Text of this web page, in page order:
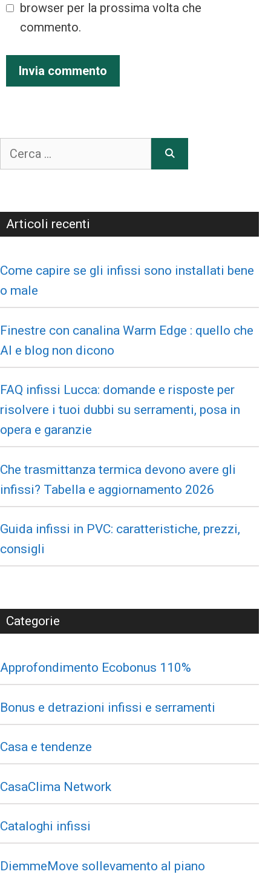
browser per la prossima volta che
commento.
Articoli recenti
Come capire se gli infissi sono installati bene
o male
Finestre con canalina Warm Edge : quello che
AI e blog non dicono
FAQ infissi Lucca: domande e risposte per
risolvere i tuoi dubbi su serramenti, posa in
opera e garanzie
Che trasmittanza termica devono avere gli
infissi? Tabella e aggiornamento 2026
Guida infissi in PVC: caratteristiche, prezzi,
consigli
Categorie
Approfondimento Ecobonus 110%
Bonus e detrazioni infissi e serramenti
Casa e tendenze
CasaClima Network
Cataloghi infissi
DiemmeMove sollevamento al piano